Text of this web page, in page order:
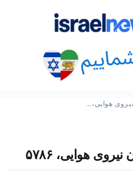
هوایی،…
هوایی، ۵۷۸۶